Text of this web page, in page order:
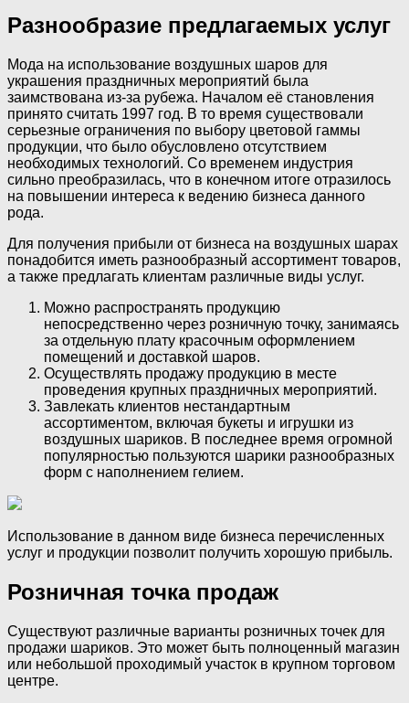
Разнообразие предлагаемых услуг
Мода на использование воздушных шаров для
украшения праздничных мероприятий была
заимствована из-за рубежа. Началом её становления
принято считать 1997 год. В то время существовали
серьезные ограничения по выбору цветовой гаммы
продукции, что было обусловлено отсутствием
необходимых технологий. Со временем индустрия
сильно преобразилась, что в конечном итоге отразилось
на повышении интереса к ведению бизнеса данного
рода.
Для получения прибыли от бизнеса на воздушных шарах
понадобится иметь разнообразный ассортимент товаров,
а также предлагать клиентам различные виды услуг.
Можно распространять продукцию
непосредственно через розничную точку, занимаясь
за отдельную плату красочным оформлением
помещений и доставкой шаров.
Осуществлять продажу продукцию в месте
проведения крупных праздничных мероприятий.
Завлекать клиентов нестандартным
ассортиментом, включая букеты и игрушки из
воздушных шариков. В последнее время огромной
популярностью пользуются шарики разнообразных
форм с наполнением гелием.
Использование в данном виде бизнеса перечисленных
услуг и продукции позволит получить хорошую прибыль.
Розничная точка продаж
Существуют различные варианты розничных точек для
продажи шариков. Это может быть полноценный магазин
или небольшой проходимый участок в крупном торговом
центре.